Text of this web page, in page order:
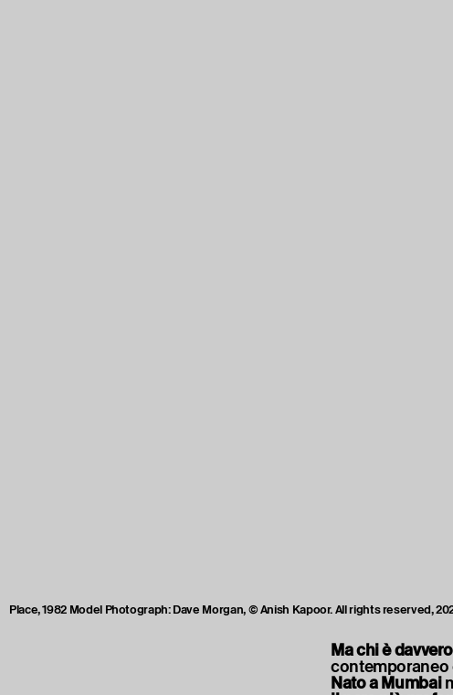
Place, 1982 Model Photograph: Dave Morgan, © Anish Kapoor. All rights reserved,
Ma chi è
contemporaneo
Nato a Mumbai